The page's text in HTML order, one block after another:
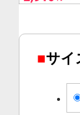
■サイ